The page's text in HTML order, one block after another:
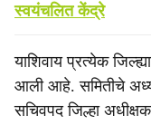
स्वयंचलित केंद्रे
याशिवाय प्रत्येक
आली आहे. समितीचे
सचिवपद जिल्हा